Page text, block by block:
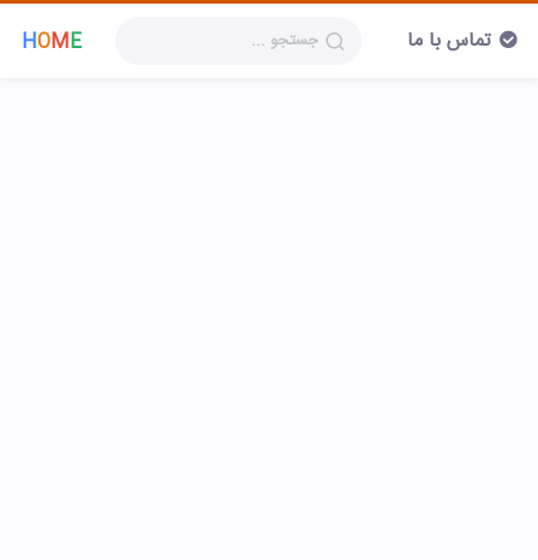
HOME تماس با ما